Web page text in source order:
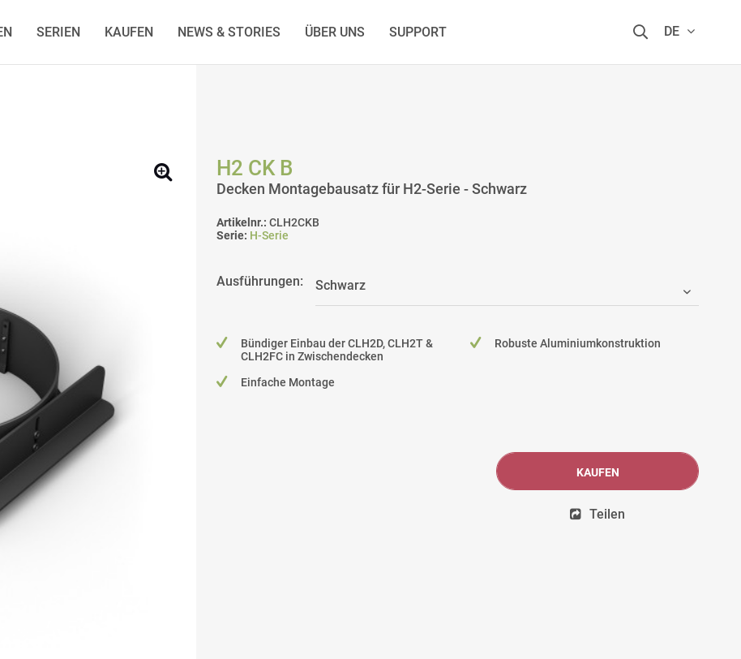
SERIEN KAUFEN NEWS & STORIES ÜBER UNS SUPPORT DE
H2 CK B
Decken Montagebausatz für H2-Serie - Schwarz
Artikelnr.: CLH2CKB
Serie: H-Serie
Ausführungen:
Bündiger Einbau der CLH2D, CLH2T &
CLH2FC in Zwischendecken
Robuste Aluminiumkonstruktion
Einfache Montage
KAUFEN
Teilen